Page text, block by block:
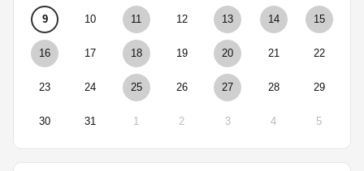
9 10 11 12 13 14 15
16 17 18 19 20 21 22
23 24 25 26 27 28 29
30 31 1 2 3 4 5